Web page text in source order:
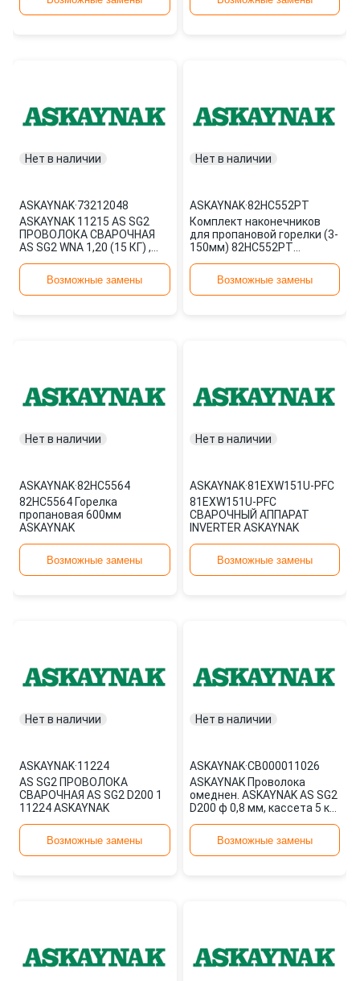
Нет в наличии
ASKAYNAK·73212048
ASKAYNAK 11215 AS SG2
ПРОВОЛОКА СВАРОЧНАЯ
AS SG2 WNA 1,20 (15 КГ) ,
73212048Возможные замены
Нет в наличии
ASKAYNAK·82НС552РТ
Комплект наконечников
для пропановой горелки (3-
150мм) 82НС552РТ
Возможные замены
Нет в наличии
ASKAYNAK·82HC5564
82HC5564 Горелка
пропановая 600мм
ASKAYNAK
Возможные замены
Нет в наличии
ASKAYNAK·81EXW151U-PFC
81EXW151U-PFC
СВАРОЧНЫЙ АППАРАТ
INVERTER ASKAYNAK
Возможные замены
Нет в наличии
ASKAYNAK·11224
AS SG2 ПРОВОЛОКА
СВАРОЧНАЯ AS SG2 D200 1
11224 ASKAYNAK
Возможные замены
Нет в наличии
ASKAYNAK·СВ000011026
ASKAYNAK Проволока
омеднен. ASKAYNAK AS SG2
D200 ф 0,8 мм, кассета 5 кг,
Возможные замены